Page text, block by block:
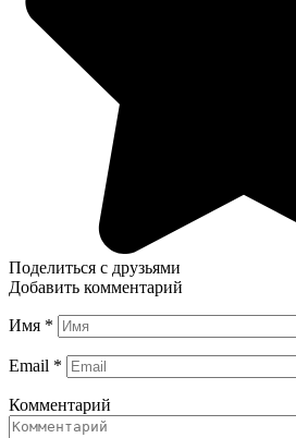
Поделиться с друзьями
Добавить комментарий
Имя *
Email *
Комментарий